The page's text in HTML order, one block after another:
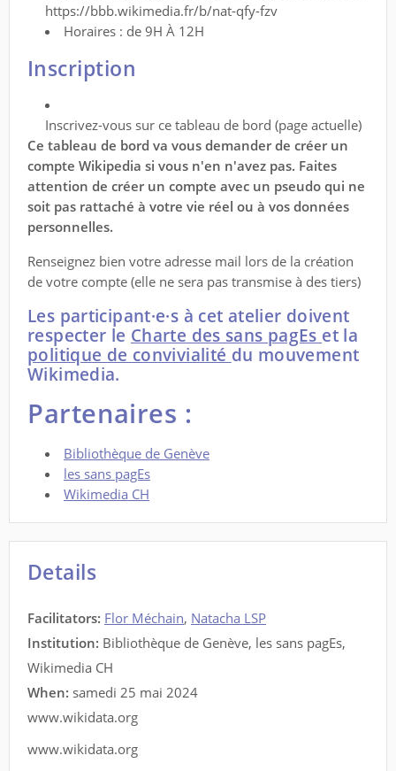
https://bbb.wikimedia.fr/b/nat-qfy-fzv
Horaires : de 9H À 12H
Inscription
Inscrivez-vous sur ce tableau de bord (page actuelle)
Ce tableau de bord va vous demander de créer un
compte Wikipedia si vous n'en n'avez pas. Faites
attention de créer un compte avec un pseudo qui ne
soit pas rattaché à votre vie réel ou à vos données
personnelles.
Renseignez bien votre adresse mail lors de la création
de votre compte (elle ne sera pas transmise à des tiers)
Les participant·e·s à cet atelier doivent
respecter le Charte des sans pagEs et la
politique de convivialité du mouvement
Wikimedia.
Partenaires :
Bibliothèque de Genève
les sans pagEs
Wikimedia CH
Details
Facilitators: Flor Méchain, Natacha LSP
Institution: Bibliothèque de Genève, les sans pagEs,
Wikimedia CH
When: samedi 25 mai 2024
www.wikidata.org
www.wikidata.org